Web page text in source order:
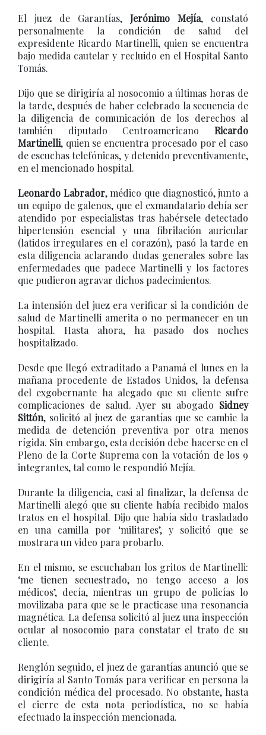
El juez de Garantías, Jerónimo Mejía, constató
personalmente la condición de salud del
expresidente Ricardo Martinelli, quien se encuentra
bajo medida cautelar y recluido en el Hospital Santo
Tomás.
Dijo que se dirigiría al nosocomio a últimas horas de
la tarde, después de haber celebrado la secuencia de
la diligencia de comunicación de los derechos al
también diputado Centroamericano Ricardo
Martinelli, quien se encuentra procesado por el caso
de escuchas telefónicas, y detenido preventivamente,
en el mencionado hospital.
Leonardo Labrador, médico que diagnosticó, junto a
un equipo de galenos, que el exmandatario debía ser
atendido por especialistas tras habérsele detectado
hipertensión esencial y una fibrilación auricular
(latidos irregulares en el corazón), pasó la tarde en
esta diligencia aclarando dudas generales sobre las
enfermedades que padece Martinelli y los factores
que pudieron agravar dichos padecimientos.
La intensión del juez era verificar si la condición de
salud de Martinelli amerita o no permanecer en un
hospital. Hasta ahora, ha pasado dos noches
hospitalizado.
Desde que llegó extraditado a Panamá el lunes en la
mañana procedente de Estados Unidos, la defensa
del exgobernante ha alegado que su cliente sufre
complicaciones de salud. Ayer su abogado Sidney
Sittón, solicitó al juez de garantías que se cambie la
medida de detención preventiva por otra menos
rígida. Sin embargo, esta decisión debe hacerse en el
Pleno de la Corte Suprema con la votación de los 9
integrantes, tal como le respondió Mejía.
Durante la diligencia, casi al finalizar, la defensa de
Martinelli alegó que su cliente había recibido malos
tratos en el hospital. Dijo que había sido trasladado
en una camilla por ‘militares’, y solicitó que se
mostrara un video para probarlo.
En el mismo, se escuchaban los gritos de Martinelli:
‘me tienen secuestrado, no tengo acceso a los
médicos’, decía, mientras un grupo de policías lo
movilizaba para que se le practicase una resonancia
magnética. La defensa solicitó al juez una inspección
ocular al nosocomio para constatar el trato de su
cliente.
Renglón seguido, el juez de garantías anunció que se
dirigiría al Santo Tomás para verificar en persona la
condición médica del procesado. No obstante, hasta
el cierre de esta nota periodística, no se había
efectuado la inspección mencionada.